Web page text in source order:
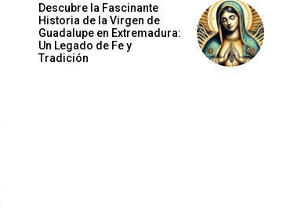
Descubre la Fascinante
Historia de la Virgen de
Guadalupe en Extremadura:
Un Legado de Fe y
Tradición